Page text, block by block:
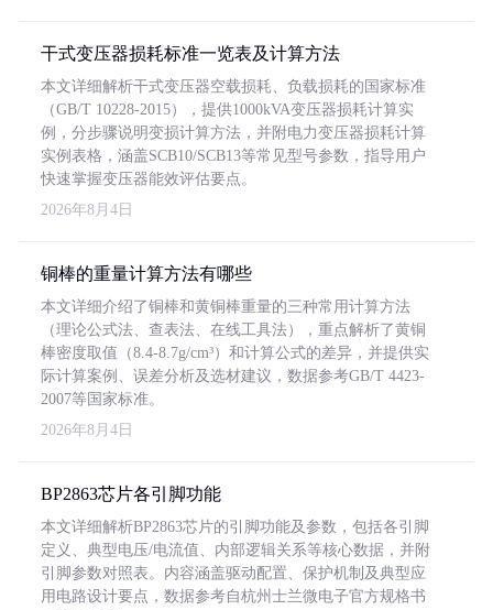
干式变压器损耗标准一览表及计算方法
本文详细解析干式变压器空载损耗、负载损耗的国家标准
（GB/T 10228-2015），提供1000kVA变压器损耗计算实
例，分步骤说明变损计算方法，并附电力变压器损耗计算
实例表格，涵盖SCB10/SCB13等常见型号参数，指导用户
快速掌握变压器能效评估要点。
2026年8月4日
铜棒的重量计算方法有哪些
本文详细介绍了铜棒和黄铜棒重量的三种常用计算方法
（理论公式法、查表法、在线工具法），重点解析了黄铜
棒密度取值（8.4-8.7g/cm³）和计算公式的差异，并提供实
际计算案例、误差分析及选材建议，数据参考GB/T 4423-
2007等国家标准。
2026年8月4日
BP2863芯片各引脚功能
本文详细解析BP2863芯片的引脚功能及参数，包括各引脚
定义、典型电压/电流值、内部逻辑关系等核心数据，并附
引脚参数对照表。内容涵盖驱动配置、保护机制及典型应
用电路设计要点，数据参考自杭州士兰微电子官方规格书